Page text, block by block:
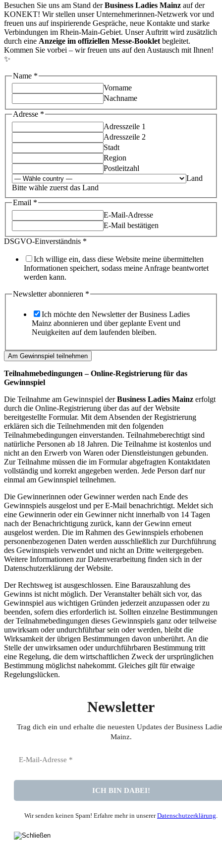
Besuchen Sie uns am Stand derBusiness Ladies Mainz auf der
KONEKT! Wir stellen unser Unternehmerinnen-Netzwerk vor und
freuen uns auf inspirierende Gespräche, neue Kontakte und starke
Verbindungen im Rhein-Main-Gebiet. Unser Auftritt wird zusätzlich
durch eine Anzeige im offiziellen Messe-Booklet begleitet.
Kommen Sie vorbei – wir freuen uns auf den Austausch mit Ihnen!
✨
Name *
Vorname
Nachname
Adresse *
Adresszeile 1
Adresszeile 2
Stadt
Region
Postleitzahl
Land
Bitte wähle zuerst das Land
Email *
E-Mail-Adresse
E-Mail bestätigen
abonnieren
Newsletter
DSGVO-Einverständnis *
Ich willige ein, dass diese Website meine übermittelten
Informationen speichert, sodass meine Anfrage beantwortet
werden kann.
Newsletter abonnieren *
Ich möchte den Newsletter der Business Ladies
Mainz abonnieren und über geplante Event und
Neuigkeiten auf dem laufenden bleiben.
Am Gewinnspiel teilnehmen
Teilnahmebedingungen – Online-Registrierung für das
Gewinnspiel
Die Teilnahme am Gewinnspiel derBusiness Ladies Mainz erfolgt
durch die Online-Registrierung über das auf der Website
bereitgestellte Formular. Mit dem Absenden der Registrierung
erklären sich die Teilnehmenden mit den folgenden
Teilnahmebedingungen einverstanden. Teilnahmeberechtigt sind
natürliche Personen ab 18 Jahren. Die Teilnahme ist kostenlos und
nicht an den Erwerb von Waren oder Dienstleistungen gebunden.
Zur Teilnahme müssen die im Formular abgefragten Kontaktdaten
vollständig und korrekt angegeben werden. Jede Person darf nur
einmal am Gewinnspiel teilnehmen.
Die Gewinnerinnen oder Gewinner werden nach Ende des
Gewinnspiels ausgelost und per E-Mail benachrichtigt. Meldet sich
eine Gewinnerin oder ein Gewinner nicht innerhalb von 14 Tagen
nach der Benachrichtigung zurück, kann der Gewinn erneut
ausgelost werden. Die im Rahmen des Gewinnspiels erhobenen
personenbezogenen Daten werden ausschließlich zur Durchführung
des Gewinnspiels verwendet und nicht an Dritte weitergegeben.
Weitere Informationen zur Datenverarbeitung finden sich in der
Datenschutzerklärung der Website.
Der Rechtsweg ist ausgeschlossen. Eine Barauszahlung des
Gewinns ist nicht möglich. Der Veranstalter behält sich vor, das
Gewinnspiel aus wichtigen Gründen jederzeit anzupassen oder zu
beenden, sofern dies erforderlich ist. Sollten einzelne Bestimmungen
der Teilnahmebedingungen dieses Gewinnspiels ganz oder teilweise
unwirksam oder undurchführbar sein oder werden, bleibt die
Wirksamkeit der übrigen Bestimmungen davon unberührt. An die
Stelle der unwirksamen oder undurchführbaren Bestimmung tritt
eine Regelung, die dem wirtschaftlichen Zweck der ursprünglichen
Bestimmung möglichst nahekommt. Gleiches gilt für etwaige
Regelungslücken.
Newsletter
Trag dich ein und erhalte die neuesten Updates der Business
Mainz.
Wir senden keinen Spam! Erfahre mehr in unsererDatenschutzerklärung.